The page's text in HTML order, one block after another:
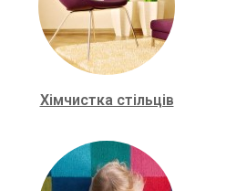
Хімчистка стільців